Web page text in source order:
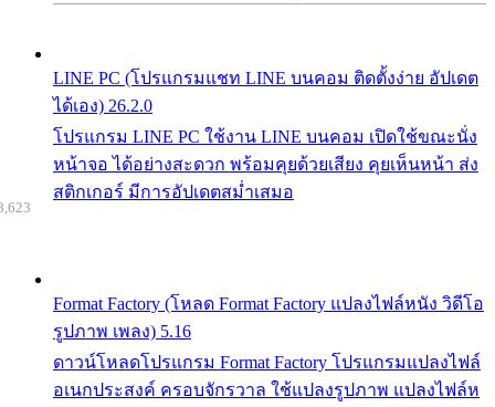
LINE PC (โปรแกรมแชท LINE บนคอม ติดตั้งง่าย อัปเดต
ได้เอง) 26.2.0
โปรแกรม LINE PC ใช้งาน LINE บนคอม เปิดใช้ขณะนั่ง
หน้าจอ ได้อย่างสะดวก พร้อมคุยด้วยเสียง คุยเห็นหน้า ส่ง
สติกเกอร์ มีการอัปเดตสม่ำเสมอ
Format Factory (โหลด Format Factory แปลงไฟล์หนัง วิดีโอ
รูปภาพ เพลง) 5.16
ดาวน์โหลดโปรแกรม Format Factory โปรแกรมแปลงไฟล์
อเนกประสงค์ ครอบจักรวาล ใช้แปลงรูปภาพ แปลงไฟล์ห